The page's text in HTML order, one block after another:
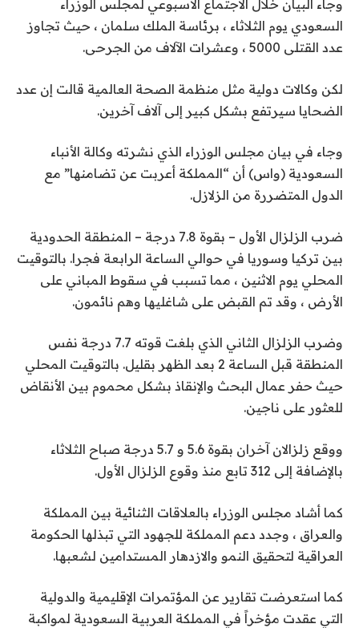
وجاء البيان خلال الاجتماع الأسبوعي لمجلس الوزراء
السعودي يوم الثلاثاء ، برئاسة الملك سلمان ، حيث تجاوز
عدد القتلى 5000 ، وعشرات الآلاف من الجرحى.
لكن وكالات دولية مثل منظمة الصحة العالمية قالت إن عدد
الضحايا سيرتفع بشكل كبير إلى آلاف آخرين.
وجاء في بيان مجلس الوزراء الذي نشرته وكالة الأنباء
السعودية (واس) أن “المملكة أعربت عن تضامنها” مع
الدول المتضررة من الزلازل.
ضرب الزلزال الأول – بقوة 7.8 درجة – المنطقة الحدودية
بين تركيا وسوريا في حوالي الساعة الرابعة فجرا. بالتوقيت
المحلي يوم الاثنين ، مما تسبب في سقوط المباني على
الأرض ، وقد تم القبض على شاغليها وهم نائمون.
وضرب الزلزال الثاني الذي بلغت قوته 7.7 درجة نفس
المنطقة قبل الساعة 2 بعد الظهر بقليل. بالتوقيت المحلي
حيث حفر عمال البحث والإنقاذ بشكل محموم بين الأنقاض
للعثور على ناجين.
ووقع زلزالان آخران بقوة 5.6 و 5.7 درجة صباح الثلاثاء
بالإضافة إلى 312 تابع منذ وقوع الزلزال الأول.
كما أشاد مجلس الوزراء بالعلاقات الثنائية بين المملكة
والعراق ، وجدد دعم المملكة للجهود التي تبذلها الحكومة
العراقية لتحقيق النمو والازدهار المستدامين لشعبها.
كما استعرضت تقارير عن المؤتمرات الإقليمية والدولية
التي عقدت مؤخراً في المملكة العربية السعودية لمواكبة